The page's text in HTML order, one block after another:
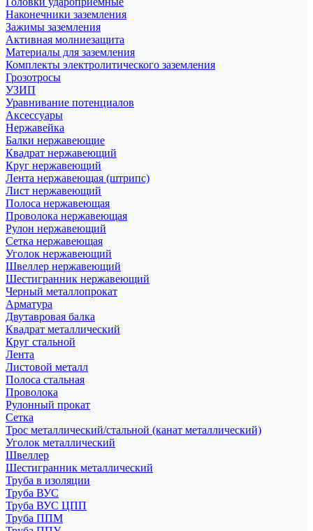
Наконечники заземления
Зажимы заземления
Активная молниезащита
Материалы для заземления
Комплекты электролитического заземления
Грозотросы
УЗИП
Уравнивание потенциалов
Аксессуары
Нержавейка
Балки нержавеющие
Квадрат нержавеющий
Круг нержавеющий
Лента нержавеющая (штрипс)
Лист нержавеющий
Полоса нержавеющая
Проволока нержавеющая
Рулон нержавеющий
Сетка нержавеющая
Уголок нержавеющий
Швеллер нержавеющий
Шестигранник нержавеющий
Черный металлопрокат
Арматура
Двутавровая балка
Квадрат металлический
Круг стальной
Лента
Листовой металл
Полоса стальная
Проволока
Рулонный прокат
Сетка
Трос металлический/стальной (канат металлический)
Уголок металлический
Швеллер
Шестигранник металлический
Труба в изоляции
Труба ВУС
Труба ВУС ЦПП
Труба ППМ